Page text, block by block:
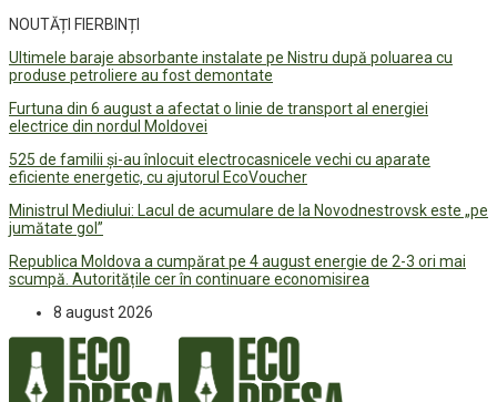
NOUTĂȚI FIERBINȚI
Ultimele baraje absorbante instalate pe Nistru după poluarea cu
produse petroliere au fost demontate
Furtuna din 6 august a afectat o linie de transport al energiei
electrice din nordul Moldovei
525 de familii și-au înlocuit electrocasnicele vechi cu aparate
eficiente energetic, cu ajutorul EcoVoucher
Ministrul Mediului: Lacul de acumulare de la Novodnestrovsk este „pe
jumătate gol”
Republica Moldova a cumpărat pe 4 august energie de 2-3 ori mai
scumpă. Autoritățile cer în continuare economisirea
8 august 2026